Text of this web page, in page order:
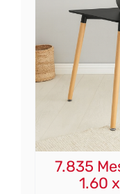
7.835
1.60